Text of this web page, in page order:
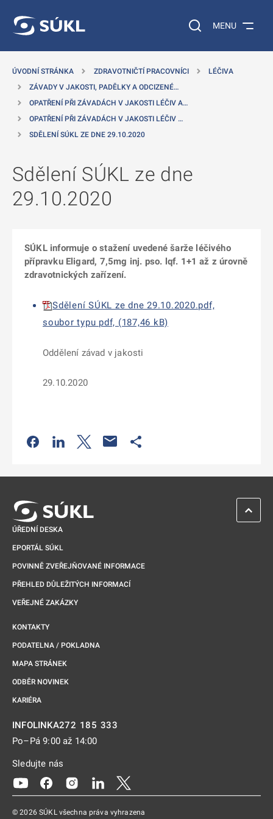
Vyhledávání na
MENU
ÚVODNÍ STRÁNKA ZDRAVOTNIČTÍ PRACOVNÍCI
LÉČIVA
ZÁVADY V JAKOSTI, PADĚLKY A ODCIZENÉ…
OPATŘENÍ PŘI ZÁVADÁCH V JAKOSTI LÉČIV A…
OPATŘENÍ PŘI ZÁVADÁCH V JAKOSTI LÉČIV …
SDĚLENÍ SÚKL ZE DNE 29.10.2020
Sdělení SÚKL ze dne
29.10.2020
SÚKL informuje o stažení uvedené šarže léčivého
přípravku Eligard, 7,5mg inj. pso. lqf. 1+1 až z úrovně
zdravotnických zařízení.
Sdělení SÚKL ze dne 29.10.2020.pdf,
soubor typu pdf, (187,46 kB)
Oddělení závad v jakosti
29.10.2020
Odkaz se otevře na nové kartě
Odkaz se otevře na nové kartě
Odkaz se otevře na nové kartě
ÚŘEDNÍ DESKA
EPORTÁL SÚKL
POVINNĚ ZVEŘEJŇOVANÉ INFORMACE
PŘEHLED DŮLEŽITÝCH INFORMACÍ
VEŘEJNÉ ZAKÁZKY
KONTAKTY
PODATELNA / POKLADNA
MAPA STRÁNEK
ODBĚR NOVINEK
KARIÉRA
INFOLINKA272 185 333
Po–Pá 9:00 až 14:00
Sledujte nás
Odkaz se otevře na nové kartě
Odkaz se otevře na nové kartě
Odkaz se otevře na nové kartě
Odkaz se otevře na nové kartě
© 2026 SÚKL všechna práva vyhrazena
ZPĚT